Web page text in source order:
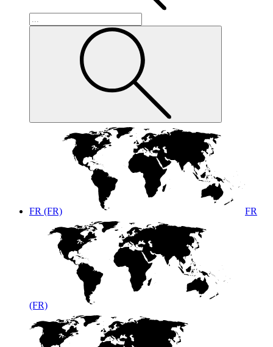
FR (FR) FR
(FR)